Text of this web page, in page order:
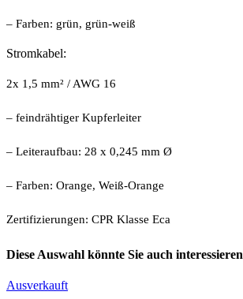
– Farben: grün, grün-weiß
Stromkabel:
2x 1,5 mm² / AWG 16
– feindrähtiger Kupferleiter
– Leiteraufbau: 28 x 0,245 mm Ø
– Farben: Orange, Weiß-Orange
Zertifizierungen: CPR Klasse Eca
Diese Auswahl könnte Sie auch interessieren
Ausverkauft